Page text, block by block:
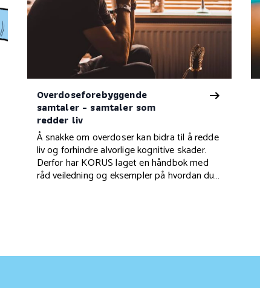
Overdoseforebyggende
samtaler - samtaler som
redder liv
Å snakke om overdoser kan bidra til å redde
liv og forhindre alvorlige kognitive skader.
Derfor har KORUS laget en håndbok med
råd veiledning og eksempler på hvordan du